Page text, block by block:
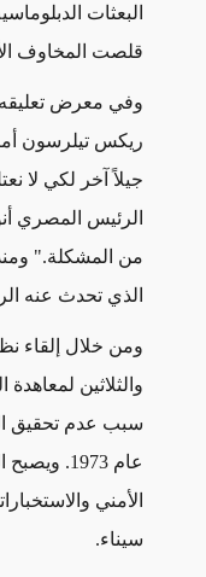
البعثات
قلصت المخاوف
وفي معرض تعليقه
ريكس تيلرسون
جيلاً آخر لكي لا
من المشكلة."
الذي تحدث عنه
ومن خلال إلقاء
والثلاثين
سبب عدم تحقيق
عام 1973.
الأمني
سيناء.